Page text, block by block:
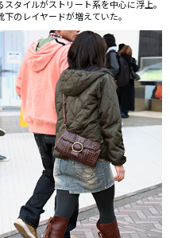
スタイルがストリート系を中心に浮上。
下のレイヤードが増えていた。